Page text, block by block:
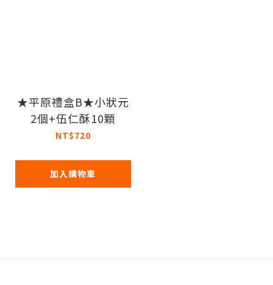
★平原禮盒B★小狀元
2個+伍仁酥10顆
NT$720
加入購物車